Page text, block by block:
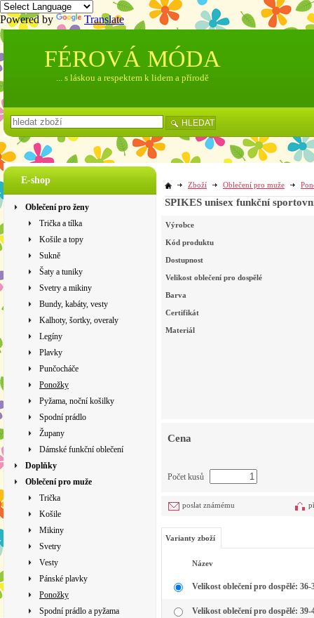
Powered by Translate
E-shop
Oblečení pro ženy
Trička a tílka
Košile a topy
Sukně
Šaty a tuniky
Svetry a mikiny
Bundy, kabáty, vesty
Kalhoty, šortky, overaly
Legíny
Plavky
Punčocháče
Ponožky
Pyžama, noční košilky
Spodní prádlo
Župany
Dámské funkční oblečení
Doplňky
Oblečení pro muže
Trička
Košile
Mikiny
Svetry
Vesty
Pánské plavky
Ponožky
Spodní prádlo a pyžama
Zboží Oblečení pro muže
SPIKES unisex funkční
Výrobce
Kód produktu
Dostupnost
Velikost oblečení pro dospělé
Barva
Certifikát
Materiál
Cena
Počet kusů
poslat známému
Varianty zboží
Název
Velikost oblečení pro dospělé: 36-
Velikost oblečení pro dospělé: 39-
FÉROVÁ MÓDA
... s láskou a respektem k lidem a přírodě
HLEDAT